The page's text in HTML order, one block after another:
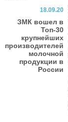
18.09.20
ЗМК вошел в
Топ-30
крупнейших
производителей
молочной
продукции в
России